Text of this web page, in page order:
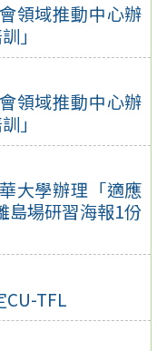
領域推動中心辦
」
領域推動中心辦
」
大學辦理「適應
島場研習海報1份
TFL